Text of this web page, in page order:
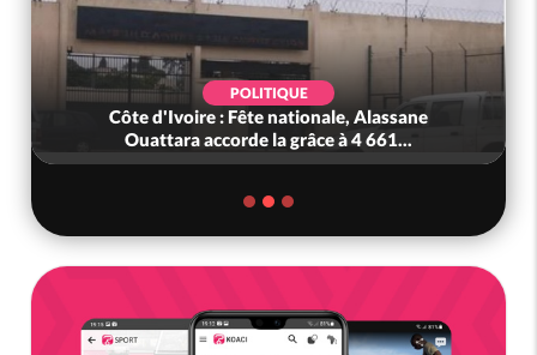
POLITIQUE
Côte d'Ivoire : Fête nationale, Alassane
Ouattara accorde la grâce à 4 661...